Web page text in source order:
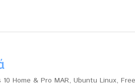
Home & Pro MAR, Ubuntu Linux,